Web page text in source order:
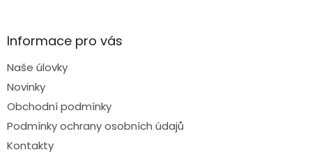
Informace pro vás
Naše úlovky
Novinky
Obchodní podmínky
Podmínky ochrany osobních údajů
Kontakty